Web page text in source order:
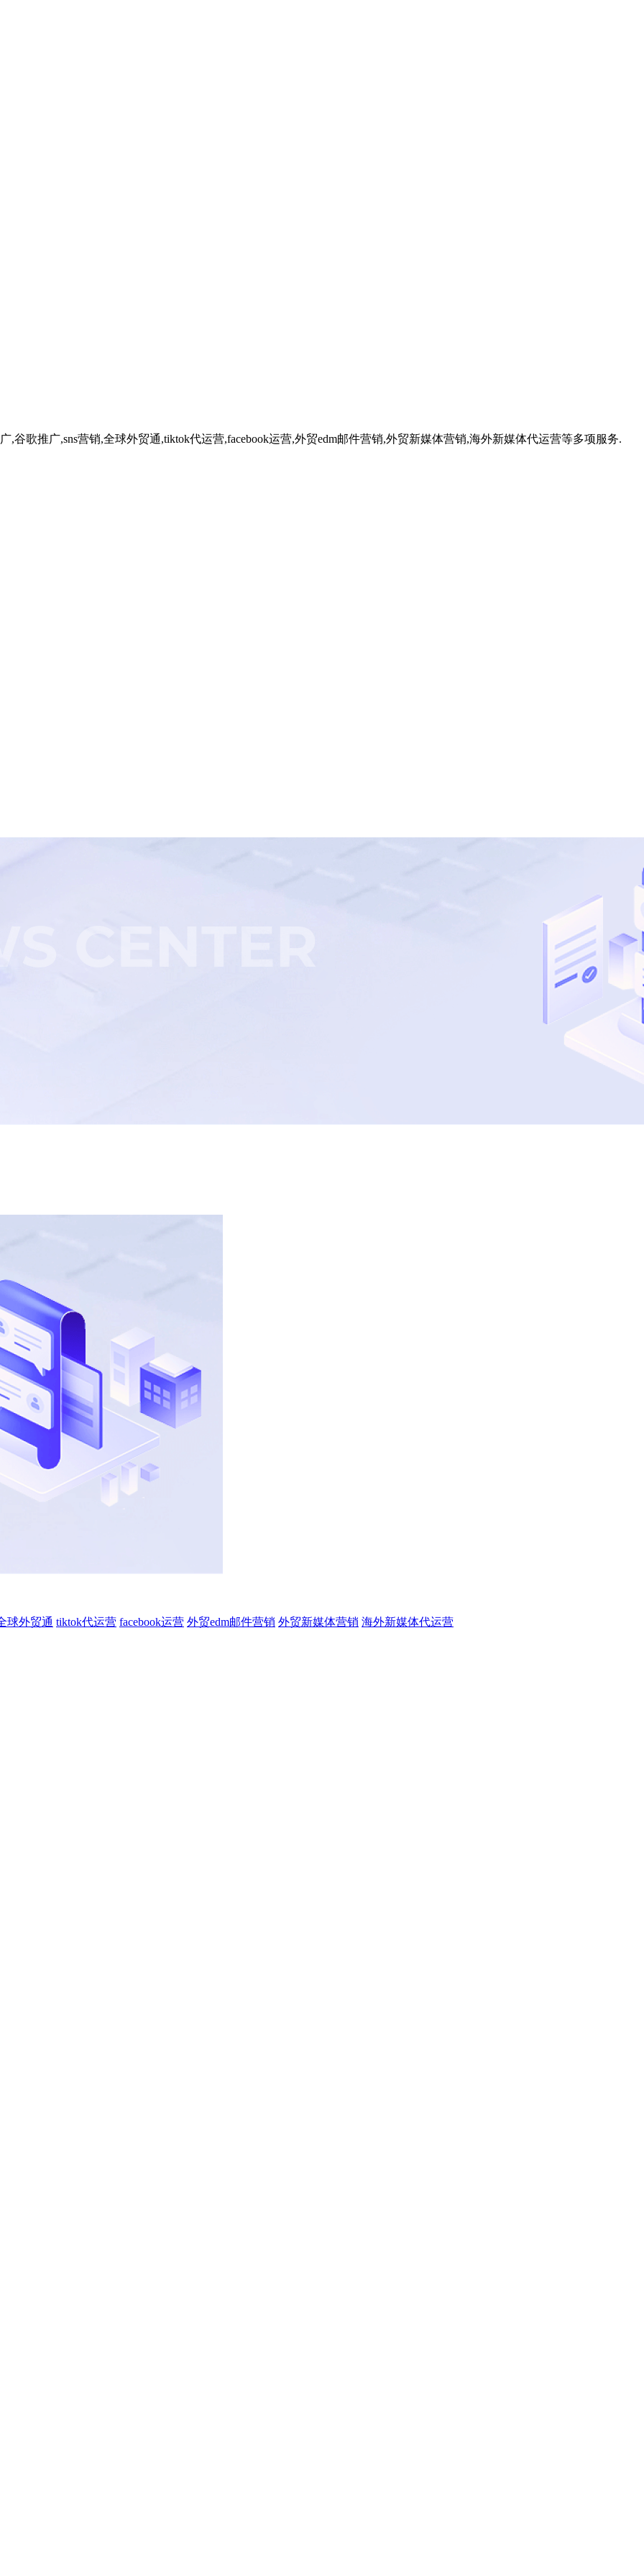
歌推广,sns营销,全球外贸通,tiktok代运营,facebook运营,外贸edm邮件营销,外贸新媒体营销,海外新媒体代运营等多项服务.
球外贸通 tiktok代运营 facebook运营 外贸edm邮件营销 外贸新媒体营销 海外新媒体代运营